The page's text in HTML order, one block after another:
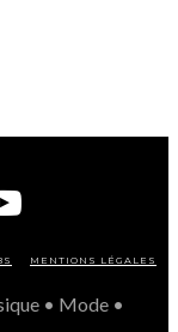
MENTIONS LÉGALES
• Mode •